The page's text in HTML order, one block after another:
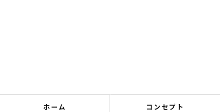
ホーム コンセプト